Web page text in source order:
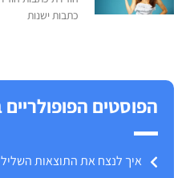
כתבות ישנות
הפוסטים הפופולריים
איך לנצח את התוצאות